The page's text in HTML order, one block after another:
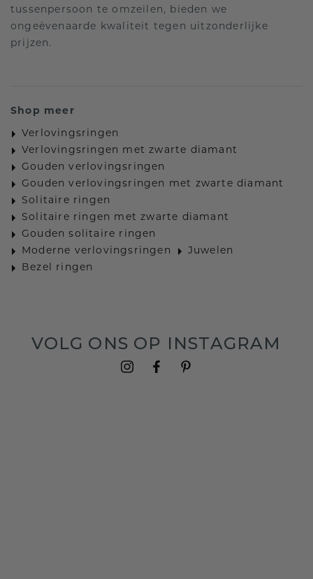
tussenpersoon te omzeilen, bieden we
ongeëvenaarde kwaliteit tegen uitzonderlijke
prijzen.
Shop meer
Verlovingsringen
Verlovingsringen met zwarte diamant
Gouden verlovingsringen
Gouden verlovingsringen met zwarte diamant
Solitaire ringen
Solitaire ringen met zwarte diamant
Gouden solitaire ringen
Moderne verlovingsringen
Juwelen
Bezel ringen
VOLG ONS OP INSTAGRAM